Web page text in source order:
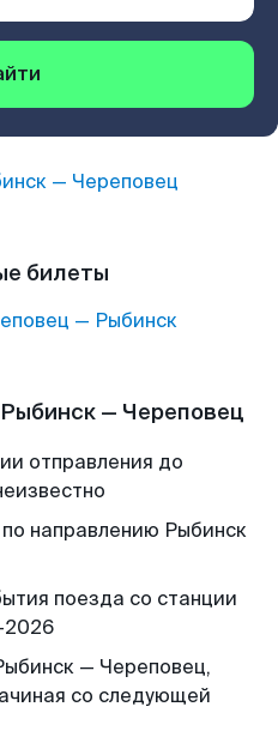
— Череповец
билеты
— Рыбинск
— Череповец
отправления до
направлению Рыбинск
поезда со станции
2026
— Череповец,
со следующей